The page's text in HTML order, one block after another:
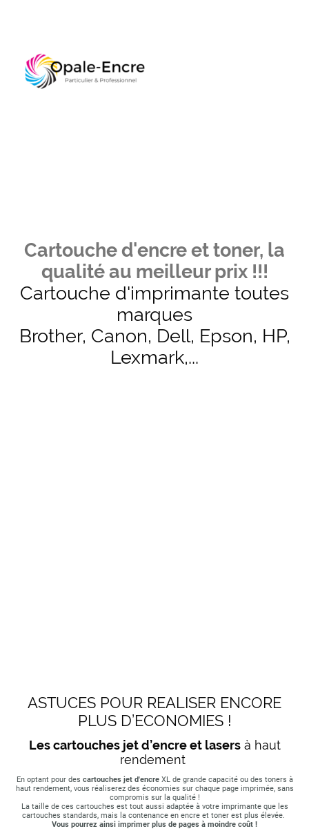
Cartouche d'encre et toner, la
qualité au meilleur prix !!!
Cartouche d'imprimante toutes
marques
Brother, Canon, Dell, Epson, HP,
Lexmark,...
ASTUCES POUR REALISER ENCORE
PLUS D’ECONOMIES !
Les cartouches jet d’encre et lasersà haut
rendement
En optant pour des cartouches jet d'encreXL de grande capacité ou des toners à
haut rendement, vous réaliserez des économies sur chaque page imprimée, sans
compromis sur la qualité !
La taille de ces cartouches est tout aussi adaptée à votre imprimante que les
cartouches standards, mais la contenance en encre et toner est plus élevée.
Vous pourrez ainsi imprimer plus de pages à moindre coût !